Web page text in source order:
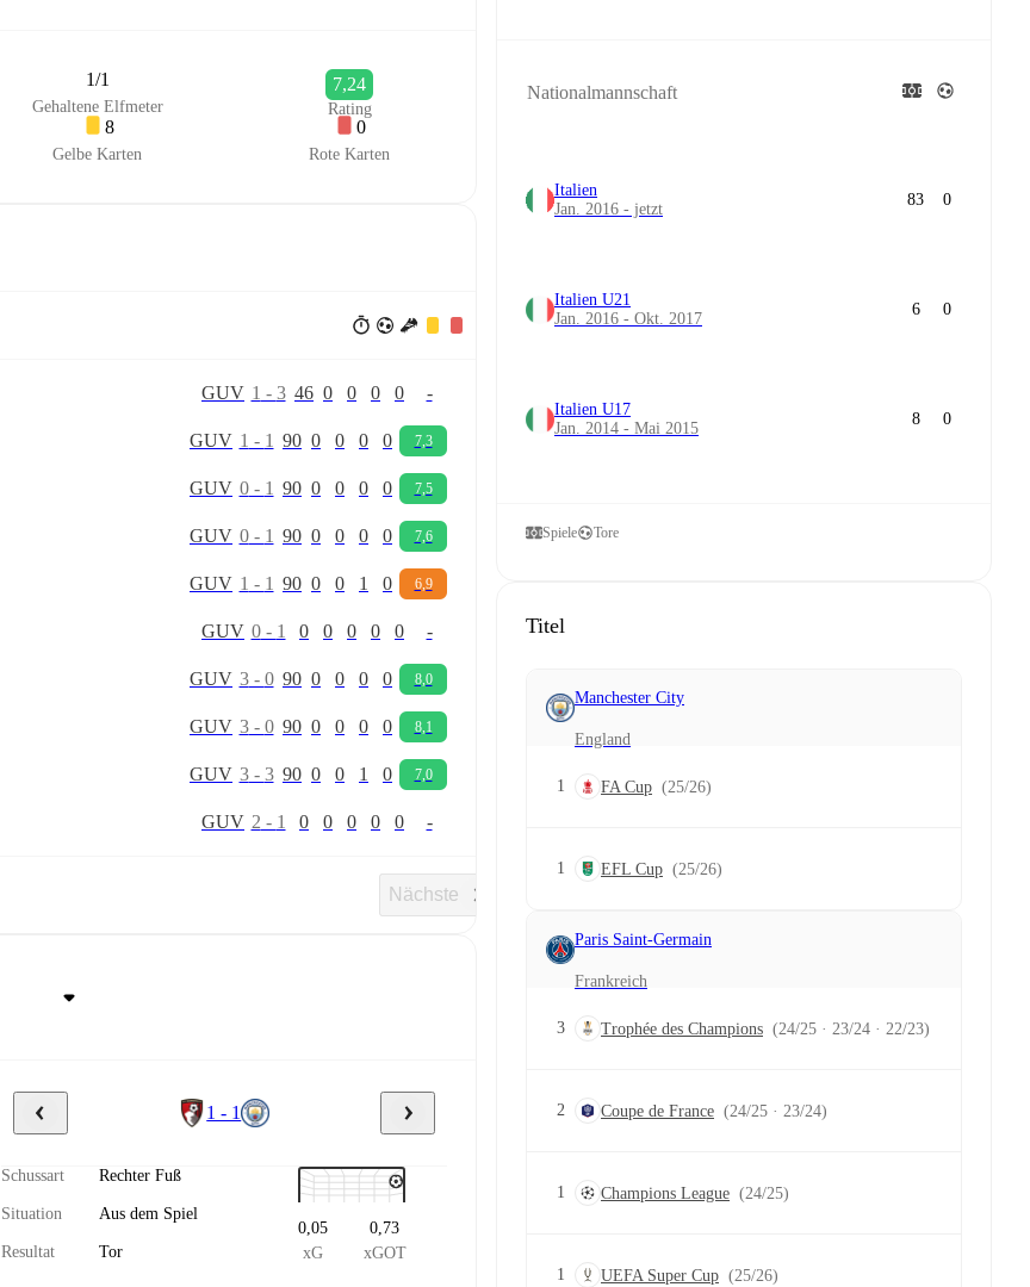
1/1
Gehaltene Elfmeter
7,24
Rating
8
Gelbe Karten
0
Rote Karten
GUV 1 - 3 46 0 0 0 0 -
GUV 1 - 1 90 0 0 0 0 7,3
GUV 0- 1 90 0 0 0 0 7,5
GUV 0- 1 90 0 0 0 0 7,6
GUV 1 - 1 90 0 0 1 0 6,9
GUV 0- 1 0 0 0 0 0 -
GUV 3- 0 90 0 0 0 0 8,0
GUV 3- 0 90 0 0 0 0 8,1
GUV 3- 3 90 0 0 1 0 7,0
GUV 2 - 1 0 0 0 0 0 -
Nächste
1 - 1
Schussart Rechter Fuß
Situation Aus dem Spiel
Resultat Tor
0,05
xG
0,73
xGOT
Nationalmannschaft
Italien
Jan. 2016 - jetzt
83 0
Italien U21
Jan. 2016 - Okt. 2017
6 0
Italien U17
Jan. 2014 - Mai 2015
8 0
Spiele Tore
Titel
Manchester City
England
1 FA Cup (25/26)
1 EFL Cup (25/26)
Paris Saint-Germain
Frankreich
3 Trophée des Champions (24/25 · 23/24 · 22/23)
2 Coupe de France (24/25 · 23/24)
1 Champions League (24/25)
1 UEFA Super Cup (25/26)